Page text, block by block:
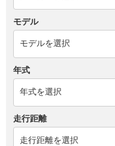
モデル
年式
走行距離